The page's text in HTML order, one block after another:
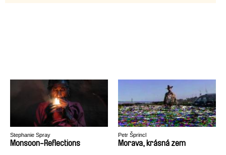
Stephanie Spray
Monsoon-Reflections
Petr Šprincl
Morava, krásná zem